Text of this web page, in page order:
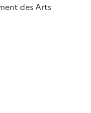
des Arts